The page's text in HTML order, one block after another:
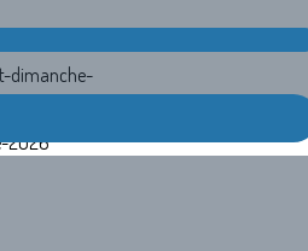
dimanche-
2026